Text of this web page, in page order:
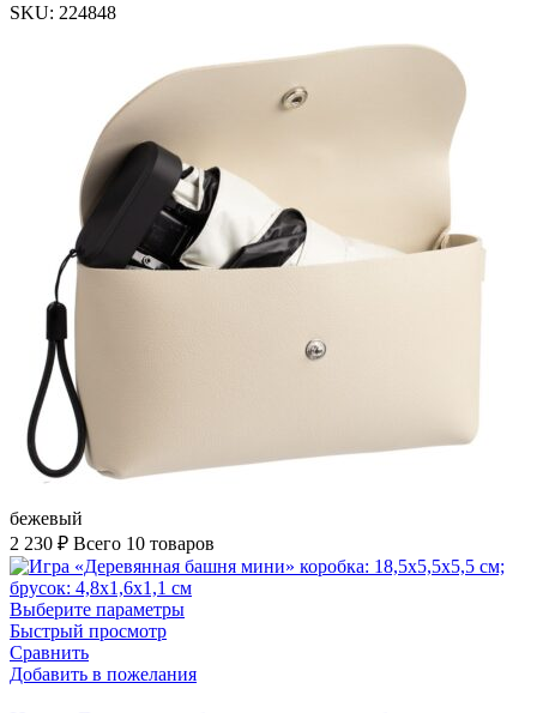
SKU: 224848
бежевый
2 230 ₽ Всего 10 товаров
Выберите параметры
Быстрый просмотр
Сравнить
Добавить в пожелания